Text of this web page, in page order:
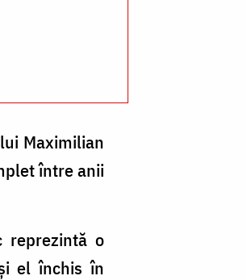
Maximilian
între anii
reprezintă o
el închis în